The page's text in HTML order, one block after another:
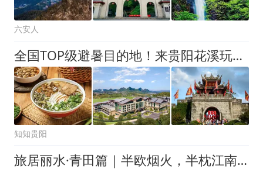
六安人
全国TOP级避暑目的地！来贵阳花溪玩转23℃的夏天
知知贵阳
旅居丽水·青田篇｜半欧烟火，半枕江南，赴一场夏日慢旅